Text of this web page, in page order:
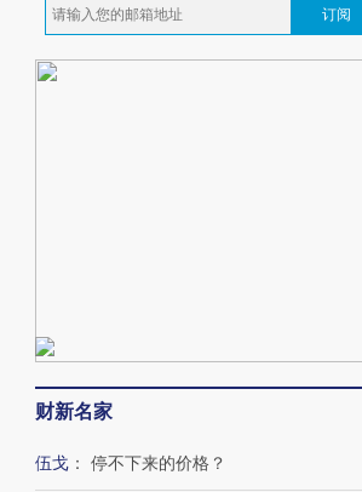
订阅
财新名家
伍戈 ： 停不下来的价格？